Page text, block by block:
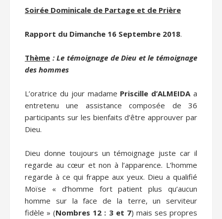
Soirée Dominicale de Partage et de Prière
Rapport du Dimanche 16 Septembre 2018.
Thème : Le témoignage de Dieu et le témoignage
des hommes
L’oratrice du jour madame Priscille d’ALMEIDAa
entretenu une assistance composée de 36
participants sur les bienfaits d’être approuver par
Dieu.
Dieu donne toujours un témoignage juste car il
regarde au cœur et non à l’apparence. L’homme
regarde à ce qui frappe aux yeux. Dieu a qualifié
Moïse « d’homme fort patient plus qu’aucun
homme sur la face de la terre, un serviteur
fidèle » (Nombres 12 : 3 et 7) mais ses propres